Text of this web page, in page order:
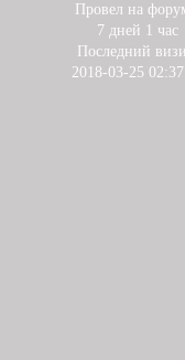
Провел на
7 дней 1 час
Последний
2018-03-25